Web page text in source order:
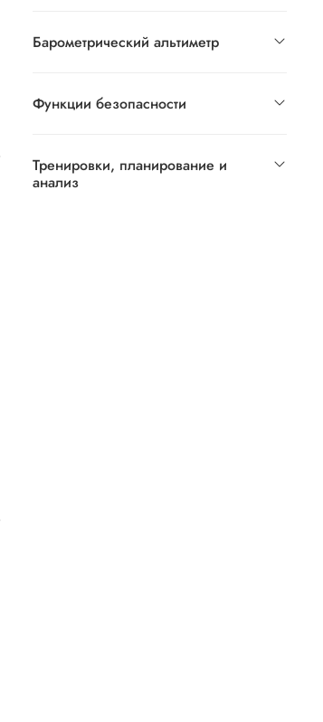
Барометрический альтиметр
Функции безопасности
Тренировки, планирование и
анализ